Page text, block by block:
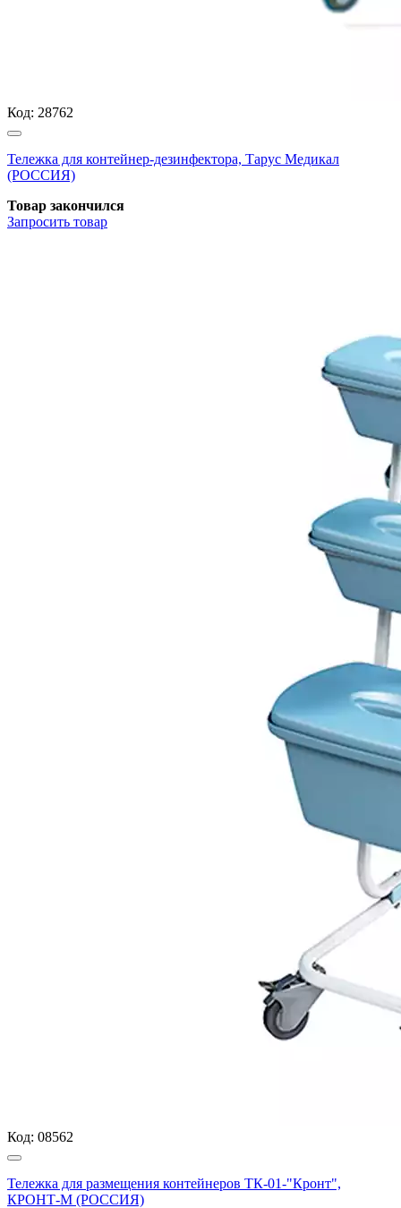
Код: 28762
Тележка для контейнер-дезинфектора, Тарус Медикал
(РОССИЯ)
Товар закончился
Запросить товар
Код: 08562
Тележка для размещения контейнеров ТК-01-"Кронт",
КРОНТ-М (РОССИЯ)